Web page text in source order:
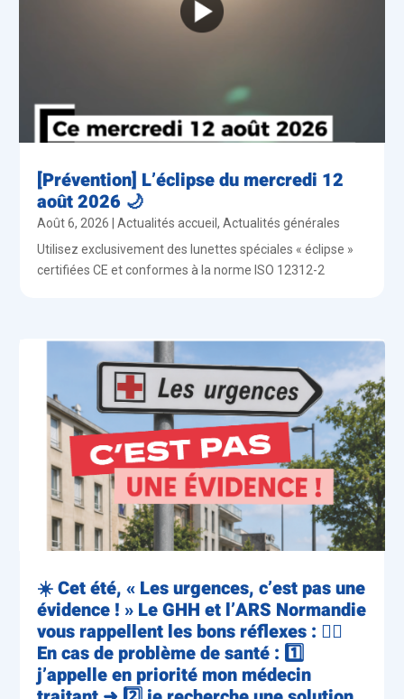
[Prévention] L’éclipse du mercredi 12
août 2026 🌙
Août 6, 2026 |Actualités accueil,Actualités générales
Utilisez exclusivement des lunettes spéciales « éclipse »
certifiées CE et conformes à la norme ISO 12312-2
☀️ Cet été, « Les urgences, c’est pas une
évidence ! » Le GHH et l’ARS Normandie
vous rappellent les bons réflexes : 👨‍⚕️
En cas de problème de santé : 1️⃣
j’appelle en priorité mon médecin